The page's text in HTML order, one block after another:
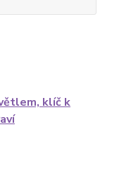
klíč k